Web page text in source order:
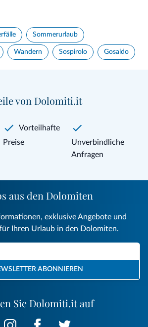
Sommerurlaub
Wandern Sospirolo Gosaldo
von Dolomiti.it
Vorteilhafte
Preise
Unverbindliche
Anfragen
Sie Dolomiti.it auf
aus den Dolomiten
exklusive Angebote und
Ihren Urlaub in den Dolomiten.
ABONNIEREN